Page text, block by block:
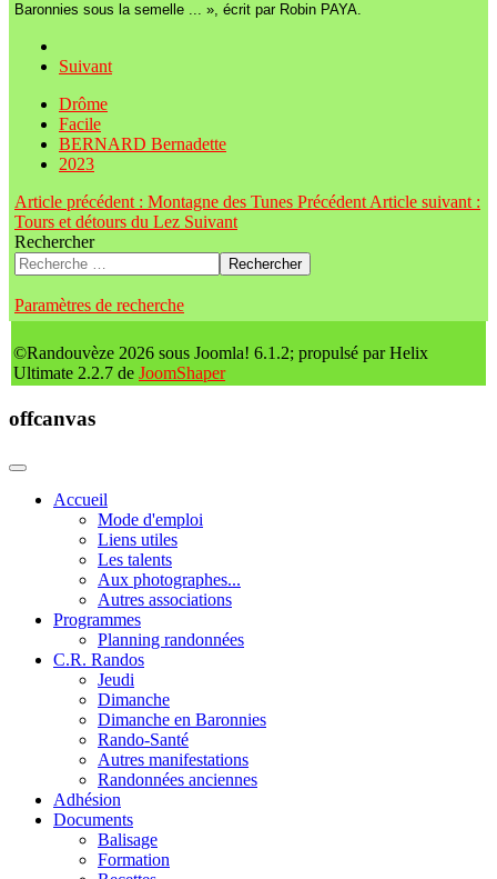
Baronnies sous la semelle ... », écrit par Robin PAYA.
Suivant
Drôme
Facile
BERNARD Bernadette
2023
Article précédent : Montagne des Tunes Précédent Article suivant :
Tours et détours du Lez Suivant
Rechercher
Rechercher
Paramètres de recherche
©Randouvèze 2026 sous Joomla! 6.1.2; propulsé par Helix
Ultimate 2.2.7 de JoomShaper
offcanvas
Accueil
Mode d'emploi
Liens utiles
Les talents
Aux photographes...
Autres associations
Programmes
Planning randonnées
C.R. Randos
Jeudi
Dimanche
Dimanche en Baronnies
Rando-Santé
Autres manifestations
Randonnées anciennes
Adhésion
Documents
Balisage
Formation